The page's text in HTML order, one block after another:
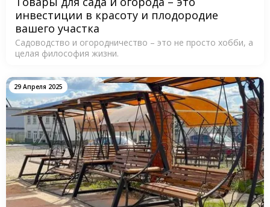
инвестиции в красоту и плодородие
вашего участка
Садоводство и огородничество – это не просто хобби, а
целая философия жизни.
29 Апреля 2025